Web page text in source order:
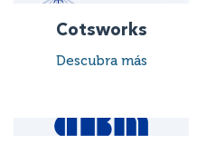
Cotsworks
Descubra más